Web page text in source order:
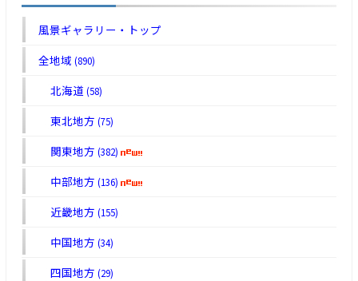
風景ギャラリー・トップ
全地域 (890)
北海道 (58)
東北地方 (75)
関東地方 (382)
中部地方 (136)
近畿地方 (155)
中国地方 (34)
四国地方 (29)